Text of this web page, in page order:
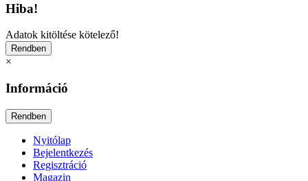
Hiba!
Adatok kitöltése kötelező!
×
Információ
Nyitólap
Bejelentkezés
Regisztráció
Magazin